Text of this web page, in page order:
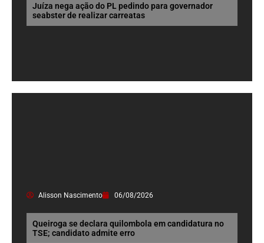
Juíza nega ação do PL pedindo para governador
seabster de realizar carreatas
Alisson Nascimento 06/08/2026
Queiroga se declara quilombola em candidatura no
TSE; candidato admite erro